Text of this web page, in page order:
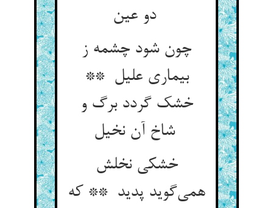
دو عین
چون شود چشمه ز
بیماری علیل **
خشک گردد برگ و
شاخ آن نخیل
خشکی نخلش
همی‌گوید پدید ** که